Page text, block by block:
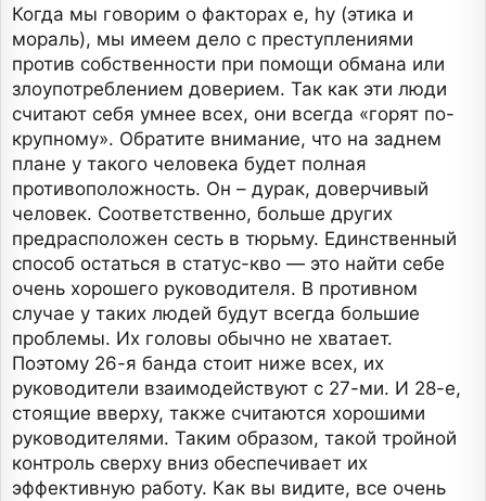
Когда мы говорим о факторах e, hy (этика и
мораль), мы имеем дело с преступлениями
против собственности при помощи обмана или
злоупотреблением доверием. Так как эти люди
считают себя умнее всех, они всегда «горят по-
крупному». Обратите внимание, что на заднем
плане у такого человека будет полная
противоположность. Он – дурак, доверчивый
человек. Соответственно, больше других
предрасположен сесть в тюрьму. Единственный
способ остаться в статус-кво — это найти себе
очень хорошего руководителя. В противном
случае у таких людей будут всегда большие
проблемы. Их головы обычно не хватает.
Поэтому 26-я банда стоит ниже всех, их
руководители взаимодействуют с 27-ми. И 28-е,
стоящие вверху, также считаются хорошими
руководителями. Таким образом, такой тройной
контроль сверху вниз обеспечивает их
эффективную работу. Как вы видите, все очень